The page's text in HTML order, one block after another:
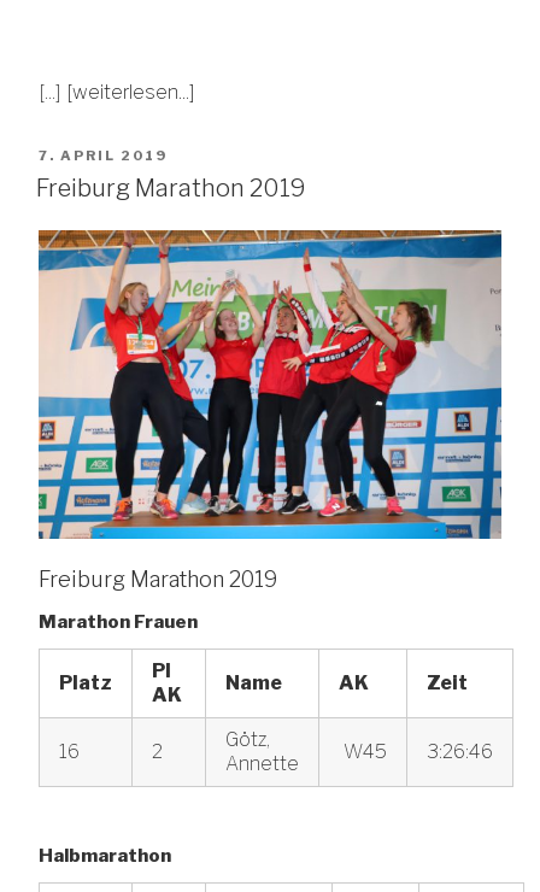
[...] [weiterlesen...]
VERÖFFENTLICHT
AM
7. APRIL 2019
Freiburg Marathon 2019
Freiburg Marathon 2019
Marathon Frauen
Platz
Pl
AK
Name AK Zeit
16 2
Götz,
Annette
W45 3:26:46
Halbmarathon